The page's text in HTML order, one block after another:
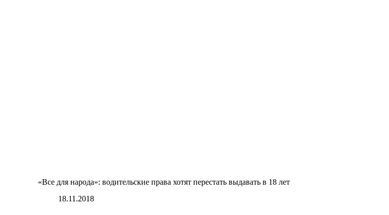
«Все для народа»: водительские права хотят перестать выдавать в 18 лет
18.11.2018